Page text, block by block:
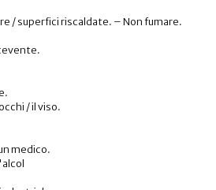
/ superfici riscaldate. – Non fumare.
/ il viso.
medico.